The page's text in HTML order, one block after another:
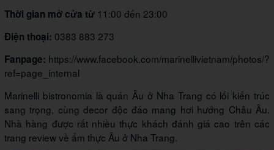
Thời gian mở cửa từ 11:00 đến 23:00
Điện thoại: 0383 883 273
Fanpage: https://www.facebook.com/marinellivietnam/photos/?
ref=page_internal
Marinelli bistronomia là quán Âu ở Nha Trang có lối kiến trúc
sang trọng, cùng decor độc đáo mang hơi hướng Châu Âu.
Nhà hàng được rất nhiều thực khách đánh giá cao trên các
trang review về ẩm thực Âu ở Nha Trang.